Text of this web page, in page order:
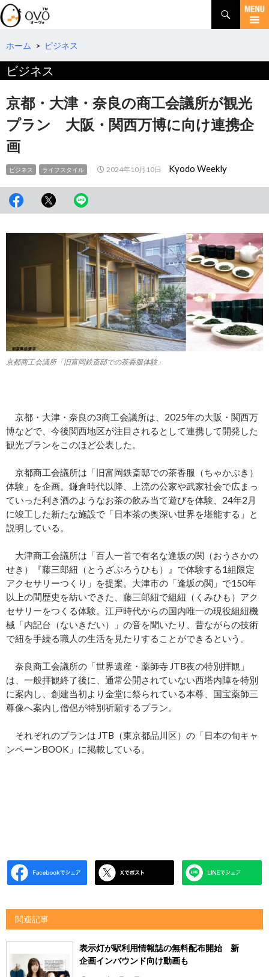
検
索
コ
テ
へ
移
動
ホーム > ビジネス
ビジネス
京都・大津・奈良の商工会議所が観光
プラン 大阪・関西万博に向け連携企
画
ビジネス ライフスタイル 2024年10月10日 Kyodo Weekly
京都商工会議所「旧富岡鉄斎邸での茶香服体験」
京都・大津・奈良の3商工会議所は、2025年の大阪・関西万
博などで、今後関西地区が注目されるとして連携して開発した
観光プランをこのほど公表した。
京都商工会議所は「旧富岡鉄斎邸での茶香服（ちゃかぶき）
体験」を企画。鎌倉時代以降、上流の公家や武家社会で広まっ
ていった利き酒のようなお茶の飲み当て遊びを体験、24年2月
に竣工した新たな施設で「日本茶の奥深い世界を堪能する」と
説明している。
大津商工会議所は「百人一首で有名な逢坂の関（おうさかの
せき）『藤三郎紐（とうざぶろうひも）』で体験する1組限定
アクセサリーつくり」を提案。大津市の「逢坂の関」で150年
以上の間歴史を紡いできた、藤三郎紐で組紐（くみひも）アク
セサリーをつくる体験。江戸時代からの国内唯一の現役組紐機
械「内記台（ないきだい）」の音を聞いたり、昔ながらの技術
で紐を手繰る職人の生活を見たりすることができるという。
奈良商工会議所の「世界遺産・薬師寺 JTB夜の特別拝観」
は、一般拝観終了後に、通常公開されていない西塔内陣を特別
に案内し、創建当初より金堂に祭られている本尊、国宝薬師三
尊像へ案内し僧侶が特別祈願するプラン。
それぞれのプランは JTB（東京都品川区）の「日本の旬キャ
ンペーンBOOK」に掲載している。
関連記事
表示灯が駅利用情報誌の無料配布開始 新
企画インバウンド向け動画も